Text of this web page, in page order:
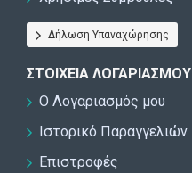
Δήλωση Υπαναχώρησης
ΣΤΟΙΧΕΊΑ ΛΟΓΑΡΙΑΣΜΟΎ
Ο Λογαριασμός μου
Ιστορικό Παραγγελιών
Επιστροφές